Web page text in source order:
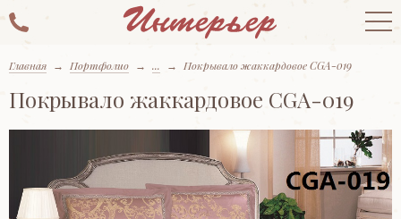
Главная → Портфолио → ... → Покрывало жаккардовое CGA-019
Покрывало жаккардовое CGA-019